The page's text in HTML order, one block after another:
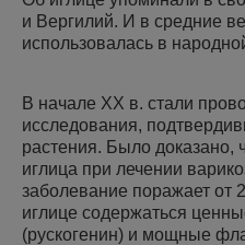
и Вергилий. И в средние
использовалась в
В начале ХХ в. стали
исследования,
растения. Было доказано,
иглица при лечении
заболевание поражает от
иглице содержаться
(рускогенин) и мощные